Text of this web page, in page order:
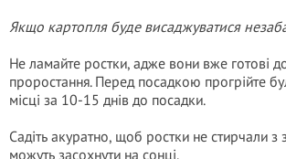
Якщо картопля буде висаджуватися
Не ламайте ростки, адже вони вже готові
проростання. Перед посадкою прогрійте
місці за 10-15 днів до посадки.
Садіть акуратно, щоб ростки не стирчали з
можуть засохнути на сонці.